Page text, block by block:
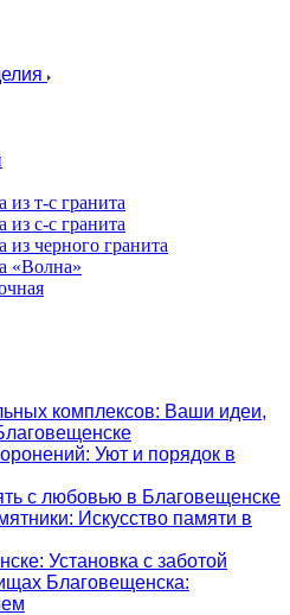
т-с гранита
с-с гранита
черного гранита
«Волна»
комплексов: Ваши идеи,
Уют и порядок в
с любовью в Благовещенске
Искусство памяти в
Установка с заботой
Благовещенска: